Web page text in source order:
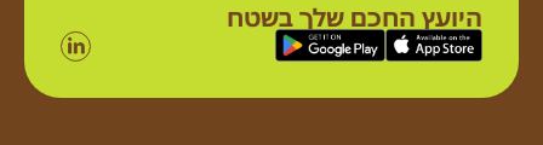
היועץ החכם שלך בשטח